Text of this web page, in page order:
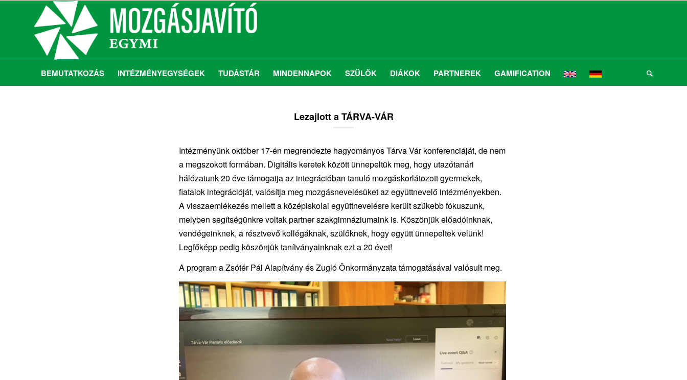
BEMUTATKOZÁS INTÉZMÉNYEGYSÉGEK TUDÁSTÁR MINDENNAPOK SZÜLŐK DIÁKOK PARTNEREK GAMIFICATION
Lezajlott a TÁRVA-VÁR
Intézményünk október 17-én megrendezte hagyományos Tárva Vár konferenciáját, de nem
a megszokott formában. Digitális keretek között ünnepeltük meg, hogy utazótanári
hálózatunk 20 éve támogatja az integrációban tanuló mozgáskorlátozott gyermekek,
fiatalok integrációját, valósítja meg mozgásnevelésüket az együttnevelő intézményekben.
A visszaemlékezés mellett a középiskolai együttnevelésre került szűkebb fókuszunk,
melyben segítségünkre voltak partner szakgimnáziumaink is. Köszönjük előadóinknak,
vendégeinknek, a résztvevő kollégáknak, szülőknek, hogy együtt ünnepeltek velünk!
Legfőképp pedig köszönjük tanítványainknak ezt a 20 évet!
A program a Zsótér Pál Alapítvány és Zugló Önkormányzata támogatásával valósult meg.